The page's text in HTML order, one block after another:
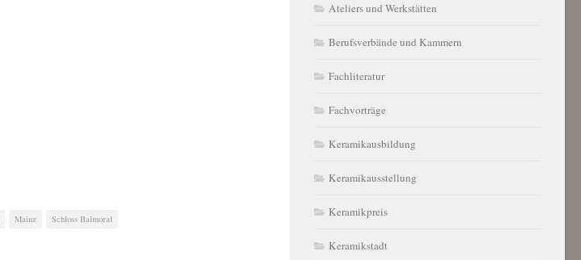
Mainz Schloss Balmoral
Ateliers und Werkstätten
Berufsverbände und Kammern
Fachliteratur
Fachvorträge
Keramikausbildung
Keramikausstellung
Keramikpreis
Keramikstadt